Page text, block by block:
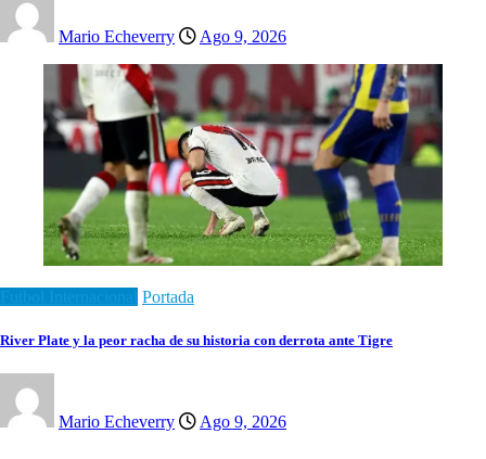
Mario Echeverry Ago 9, 2026
Portada
River Plate y la peor racha de su historia con derrota ante Tigre
Mario Echeverry Ago 9, 2026